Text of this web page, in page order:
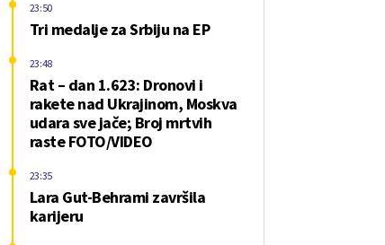
Tri medalje za Srbiju na EP
23:50
Rat – dan 1.623: Dronovi i
rakete nad Ukrajinom, Moskva
udara sve jače; Broj mrtvih
raste FOTO/VIDEO
23:48
Lara Gut-Behrami završila
karijeru
23:35